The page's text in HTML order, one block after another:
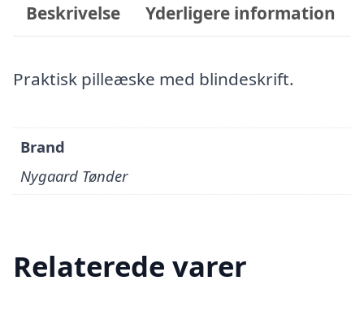
Beskrivelse Yderligere information
Praktisk pilleæske med blindeskrift.
Brand
Nygaard Tønder
Relaterede varer